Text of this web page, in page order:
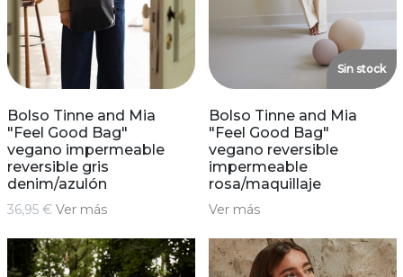
Bolso Tinne and Mia
"Feel Good Bag"
vegano impermeable
reversible gris
denim/azulón
36,95 € Ver más
Sin stock
Bolso Tinne and Mia
"Feel Good Bag"
vegano reversible
impermeable
rosa/maquillaje
Ver más